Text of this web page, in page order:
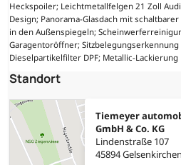
Heckspoiler; Leichtmetallfelgen 21 Zoll
Design; Panorama-Glasdach mit
in den Außenspiegeln;
Garagentoröffner;
Dieselpartikelfilter DPF; Metallic-Lackierung
Standort
Tiemeyer
GmbH & Co. KG
Lindenstraße 107
45894